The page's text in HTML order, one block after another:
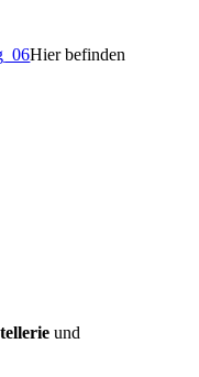
Hier befinden
und